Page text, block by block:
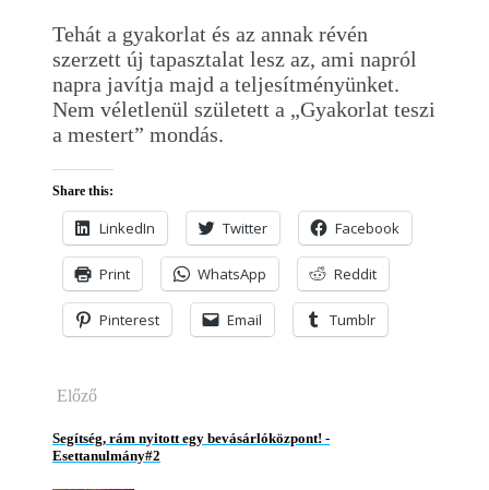
Tehát a gyakorlat és az annak révén
szerzett új tapasztalat lesz az, ami napról
napra javítja majd a teljesítményünket.
Nem véletlenül született a „Gyakorlat teszi
a mestert” mondás.
Share this:
LinkedIn Twitter Facebook
Print WhatsApp Reddit
Pinterest Email Tumblr
Előző
Segítség, rám nyitott egy bevásárlóközpont! -
Esettanulmány#2